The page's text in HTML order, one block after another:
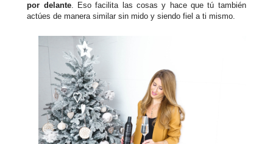
por delante. Eso facilita las cosas y hace que tú también
actúes de manera similar sin mido y siendo fiel a ti mismo.